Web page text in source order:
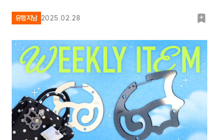
유행지남 2025.02.28
북
크